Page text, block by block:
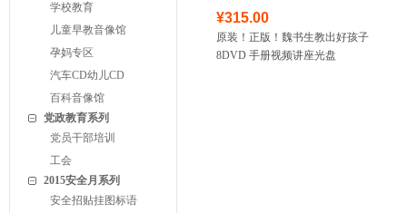
学校教育
儿童早教音像馆
孕妈专区
汽车CD幼儿CD
百科音像馆
党政教育系列
党员干部培训
工会
2015安全月系列
安全招贴挂图标语
¥315.00
原装！正版！魏书生教出好孩子
8DVD 手册视频讲座光盘